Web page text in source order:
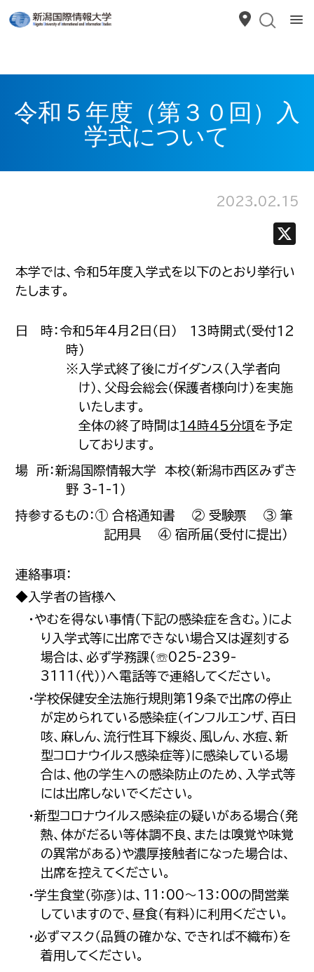
令和５年度（第３０回）入
学式について
2023.02.15
本学では、令和5年度入学式を以下のとおり挙行い
たします。
日 時：令和５年4月2日（日） １３時開式（受付１２
時）
※入学式終了後にガイダンス（入学者向
け）、父母会総会（保護者様向け）を実施
いたします。
全体の終了時間は１４時４５分頃を予定
しております。
場 所：新潟国際情報大学 本校（新潟市西区みずき
野 3-1-1）
持参するもの：① 合格通知書 ② 受験票 ③ 筆
記用具 ④ 宿所届（受付に提出）
連絡事項：
◆入学者の皆様へ
・やむを得ない事情（下記の感染症を含む。）によ
り入学式等に出席できない場合又は遅刻する
場合は、必ず学務課（☏025-239-
3111（代））へ電話等で連絡してください。
・学校保健安全法施行規則第19条で出席の停止
が定められている感染症（インフルエンザ、百日
咳、麻しん、流行性耳下線炎、風しん、水痘、新
型コロナウイルス感染症等）に感染している場
合は、他の学生への感染防止のため、入学式等
には出席しないでください。
・新型コロナウイルス感染症の疑いがある場合（発
熱、体がだるい等体調不良、または嗅覚や味覚
の異常がある）や濃厚接触者になった場合は、
出席を控えてください。
・学生食堂（弥彦）は、11：00～13：00の間営業
していますので、昼食（有料）に利用ください。
・必ずマスク（品質の確かな、できれば不織布）を
着用してください。